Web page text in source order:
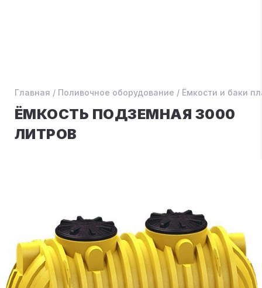
Главная / Поливочное оборудование / Ёмкости и баки
ЁМКОСТЬ ПОДЗЕМНАЯ 3000
ЛИТРОВ